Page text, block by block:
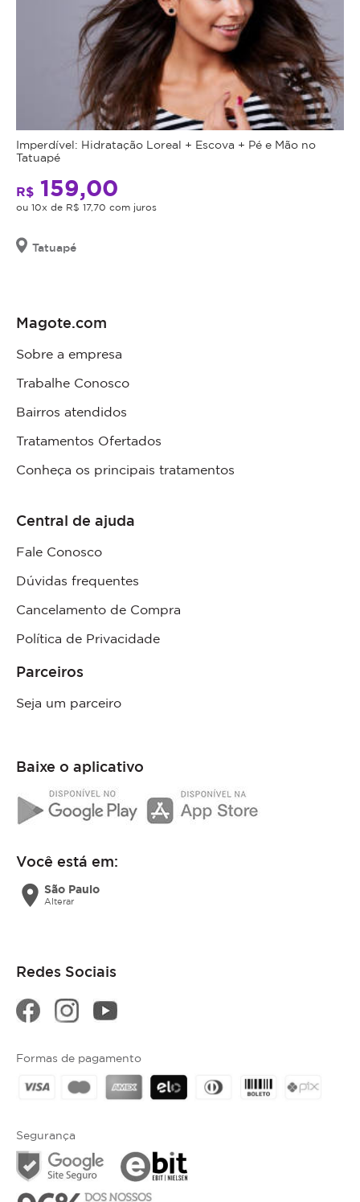
Imperdível: Hidratação Loreal + Escova + Pé e Mão no
Tatuapé
R$ 159,00
ou 10x de R$ 17,70 com juros
Tatuapé
Magote.com
Sobre a empresa
Trabalhe Conosco
Bairros atendidos
Tratamentos Ofertados
Conheça os principais tratamentos
Central de ajuda
Fale Conosco
Dúvidas frequentes
Cancelamento de Compra
Política de Privacidade
Parceiros
Seja um parceiro
Baixe o aplicativo
Você está em:
location_on São Paulo
Alterar
Redes Sociais
Segurança
Formas de pagamento